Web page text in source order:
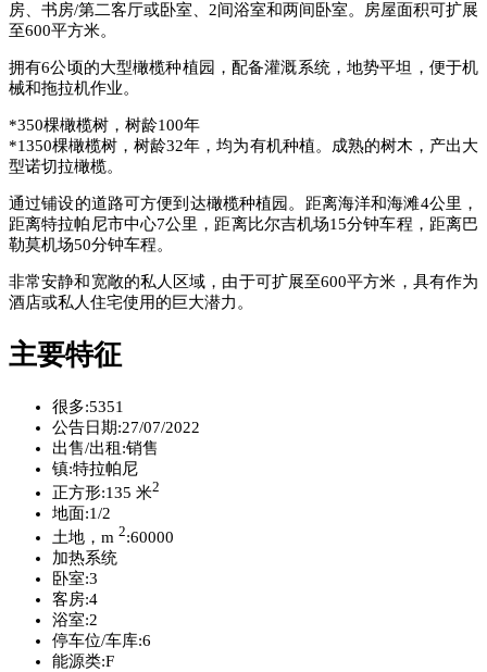
房、书房/第二客厅或卧室、2间浴室和两间卧室。房屋面积可扩展
至600平方米。
拥有6公顷的大型橄榄种植园，配备灌溉系统，地势平坦，便于机
械和拖拉机作业。
*350棵橄榄树，树龄100年
*1350棵橄榄树，树龄32年，均为有机种植。成熟的树木，产出大
型诺切拉橄榄。
通过铺设的道路可方便到达橄榄种植园。距离海洋和海滩4公里，
距离特拉帕尼市中心7公里，距离比尔吉机场15分钟车程，距离巴
勒莫机场50分钟车程。
非常安静和宽敞的私人区域，由于可扩展至600平方米，具有作为
酒店或私人住宅使用的巨大潜力。
主要特征
很多:5351
公告日期:27/07/2022
出售/出租:销售
镇:特拉帕尼
正方形:135 米2
地面:1/2
土地，m 2:60000
加热系统
卧室:3
客房:4
浴室:2
停车位/车库:6
能源类:F